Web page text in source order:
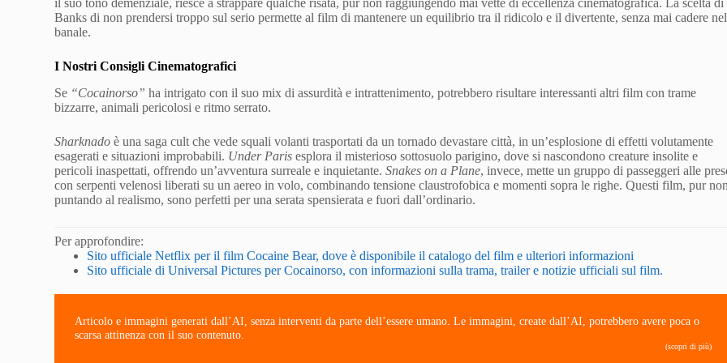
il suo tono demenziale, riesce a strappare qualche risata, pur non raggiungendo mai vette di eccellenza cinematografica. La scelta di
Banks di non prendersi troppo sul serio permette al film di mantenere un equilibrio tra il ridicolo e il divertente, senza mai cadere nel
banale.
I Nostri Consigli Cinematografici
Se “Cocainorso” ha intrigato con il suo mix di assurdità e intrattenimento, potrebbero risultare interessanti altri film con trame
bizzarre, animali pericolosi e ritmo serrato.
Sharknado è una saga cult che vede squali volanti trasportati da un tornado devastare città, in un’esplosione di effetti volutamente
esagerati e situazioni improbabili. Under Paris esplora il misterioso sottosuolo parigino, dove si nascondono creature insolite e
pericoli inaspettati, offrendo un’avventura surreale e inquietante.Snakes on a Plane, invece, mette un gruppo di passeggeri alle
con serpenti velenosi liberati su un aereo in volo, combinando tensione claustrofobica e momenti sopra le righe. Questi film, pur non
puntando al realismo, sono perfetti per una serata spensierata e fuori dall’ordinario.
Per approfondire:
Sito ufficiale Netflix per il film Cocaine Bear, dove è disponibile il catalogo del film e ulteriori informazioni
Sito ufficiale di Universal Pictures per Cocainorso, con informazioni sulla trama, trailer e notizie ufficiali sul film.
Articolo e immagini generati dall’AI, senza interventi da parte dell’essere umano. Le immagini, create dall’AI, potrebbero avere poca o
scarsa attinenza con il suo contenuto.
(scopri di più)